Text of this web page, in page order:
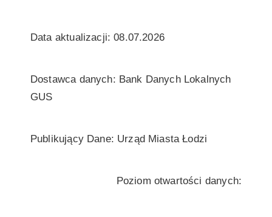
Data aktualizacji: 08.07.2026
Dostawca danych: Bank Danych Lokalnych
GUS
Publikujący Dane: Urząd Miasta Łodzi
Poziom otwartości danych: